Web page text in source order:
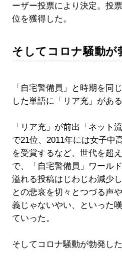
ーザー投票により決定。投
位を獲得した。
そしてコロナ騒動が
「自宅警備員」と時期を同
した単語に「リア充」がある
「リア充」が前出「ネット
で21位、2011年には女子中
を受賞するなど、世代を超
で、「自宅警備員」ワール
溢れる投稿はじわじわ減少
との悲哀を切々とつづる声
義じゃないやい、といった
ていった。
そしてコロナ騒動が勃発した